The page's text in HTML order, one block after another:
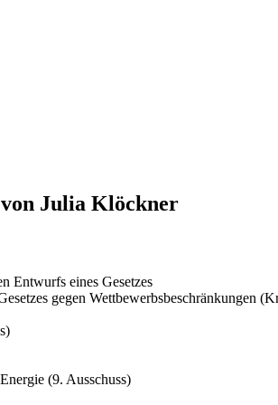
von Julia Klöckner
Entwurfs eines Gesetzes
gegen Wettbewerbsbeschränkungen
(9. Ausschuss)